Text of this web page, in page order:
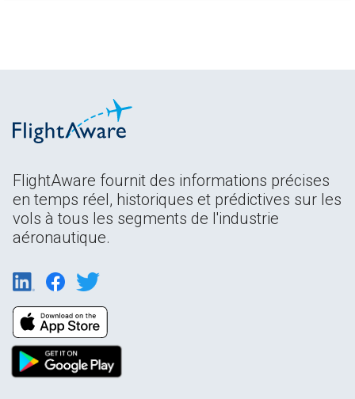
FlightAware fournit des informations précises
en temps réel, historiques et prédictives sur les
vols à tous les segments de l'industrie
aéronautique.